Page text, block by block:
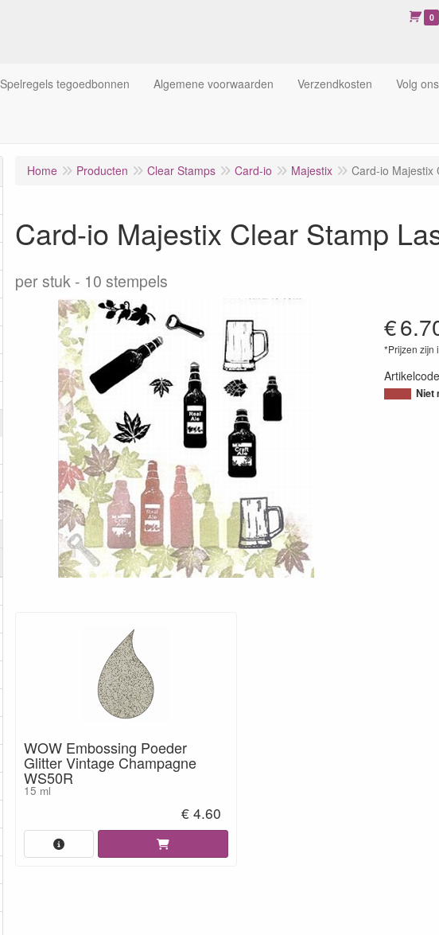
0
Spelregels tegoedbonnen Algemene voorwaarden Verzendkosten Volg
Home Producten Clear Stamps Card-io Majestix Card-io Majestix
Card-io Majestix Clear Stamp
per stuk 10 stempels
€
*Prijzen zijn
Artikelcode
Niet
WOW Embossing Poeder
Glitter Vintage Champagne
WS50R
15 ml
€ 4.60